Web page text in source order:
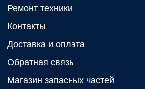
Ремонт техники
Контакты
Доставка и оплата
Обратная связь
Магазин запасных частей